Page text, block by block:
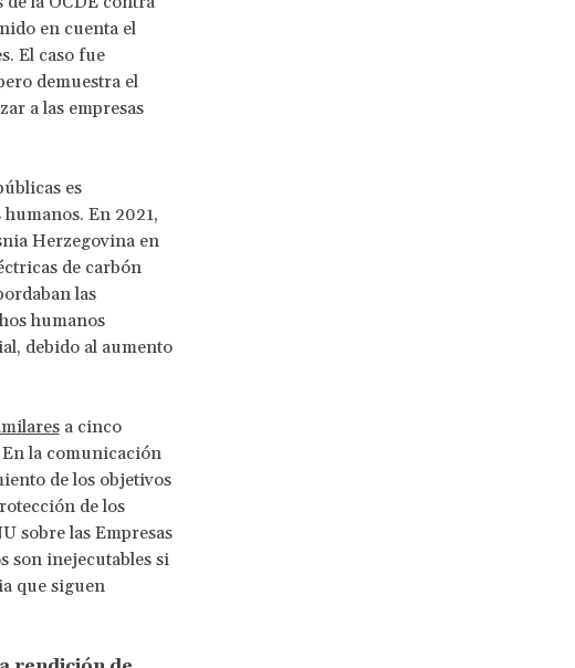
en cuenta el
El caso fue
demuestra el
a las empresas
es
En 2021,
Herzegovina en
de carbón
las
humanos
debido al aumento
a cinco
la comunicación
de los objetivos
de los
sobre las Empresas
son inejecutables si
que siguen